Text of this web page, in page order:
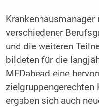
verschiedener
und die weiteren
bildeten für die
MEDahead eine
ergaben sich auch